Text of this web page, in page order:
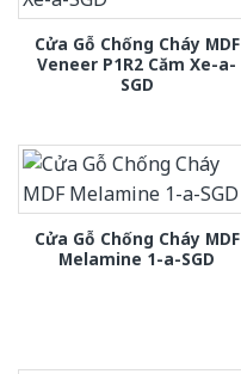
Cửa Gỗ Chống Cháy MDF
Veneer P1R2 Căm Xe-a-
SGD
Cửa Gỗ Chống Cháy MDF
Melamine 1-a-SGD